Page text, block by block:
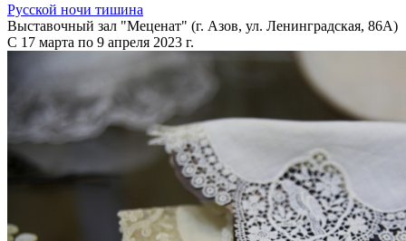
Русской ночи тишина
Выставочный зал "Меценат" (г. Азов, ул. Ленинградская, 86А)
С 17 марта по 9 апреля 2023 г.